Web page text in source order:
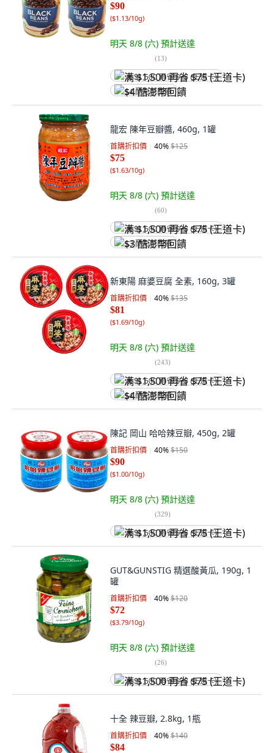
$90
($1.13/10g)
明天 8/8 (六) 預計送達
(13)
满 $1,500 再省 $75 (王道卡)
$4 酷澎幣回饋
龍宏 陳年豆瓣醬, 460g, 1罐
首購折扣價 40%$125
$75
($1.63/10g)
明天 8/8 (六) 預計送達
(60)
满 $1,500 再省 $75 (王道卡)
$3 酷澎幣回饋
新東陽 麻婆豆腐 全素, 160g, 3罐
首購折扣價 40%$135
$81
($1.69/10g)
明天 8/8 (六) 預計送達
(243)
满 $1,500 再省 $75 (王道卡)
$4 酷澎幣回饋
陳記 岡山 哈哈辣豆瓣, 450g, 2罐
首購折扣價 40%$150
$90
($1.00/10g)
明天 8/8 (六) 預計送達
(329)
满 $1,500 再省 $75 (王道卡)
GUT&GUNSTIG 精選酸黃瓜, 190g, 1
罐
首購折扣價 40%$120
$72
($3.79/10g)
明天 8/8 (六) 預計送達
(26)
满 $1,500 再省 $75 (王道卡)
十全 辣豆瓣, 2.8kg, 1瓶
首購折扣價 40%$140
$84